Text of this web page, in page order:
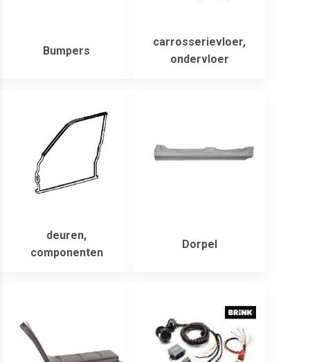
Bumpers
carrosserievloer,
ondervloer
deuren,
componenten
Dorpel